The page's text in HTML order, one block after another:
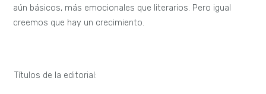
aún básicos, más emocionales que literarios. Pero igual
creemos que hay un crecimiento.
Títulos de la editorial: